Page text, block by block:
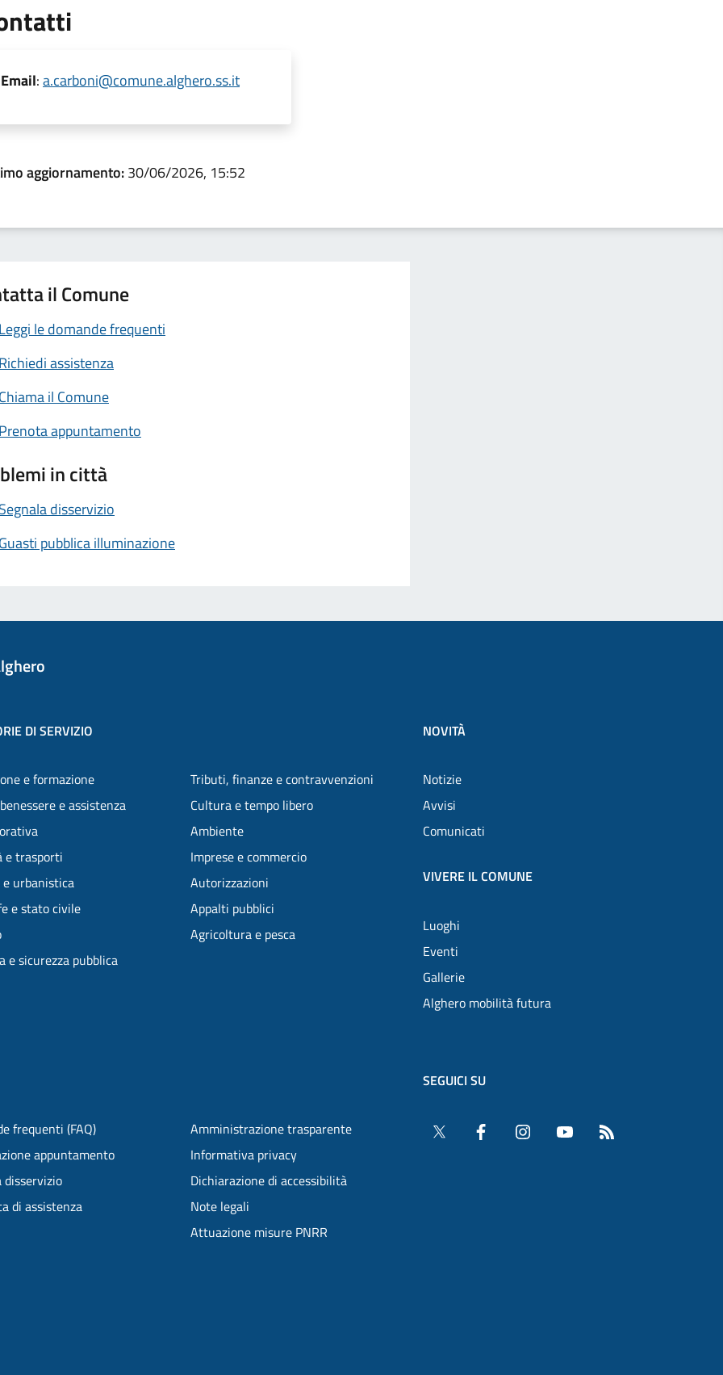
Email:a.carboni@comune.alghero.ss.it
aggiornamento:30/06/2026, 15:52
il Comune
le domande frequenti
assistenza
il Comune
appuntamento
in città
disservizio
pubblica illuminazione
DI SERVIZIO
e formazione
e assistenza
e trasporti
urbanistica
e stato civile
e sicurezza pubblica
Tributi, finanze e contravvenzioni
Cultura e tempo libero
Ambiente
Imprese e commercio
Autorizzazioni
Appalti pubblici
Agricoltura e pesca
NOVITÀ
Notizie
Avvisi
Comunicati
VIVERE IL COMUNE
Luoghi
Eventi
Gallerie
Alghero mobilità futura
frequenti (FAQ)
appuntamento
disservizio
di assistenza
Amministrazione trasparente
Informativa privacy
Dichiarazione di accessibilità
Note legali
Attuazione misure PNRR
SEGUICI SU
Twitter Facebook InstagramYouTube